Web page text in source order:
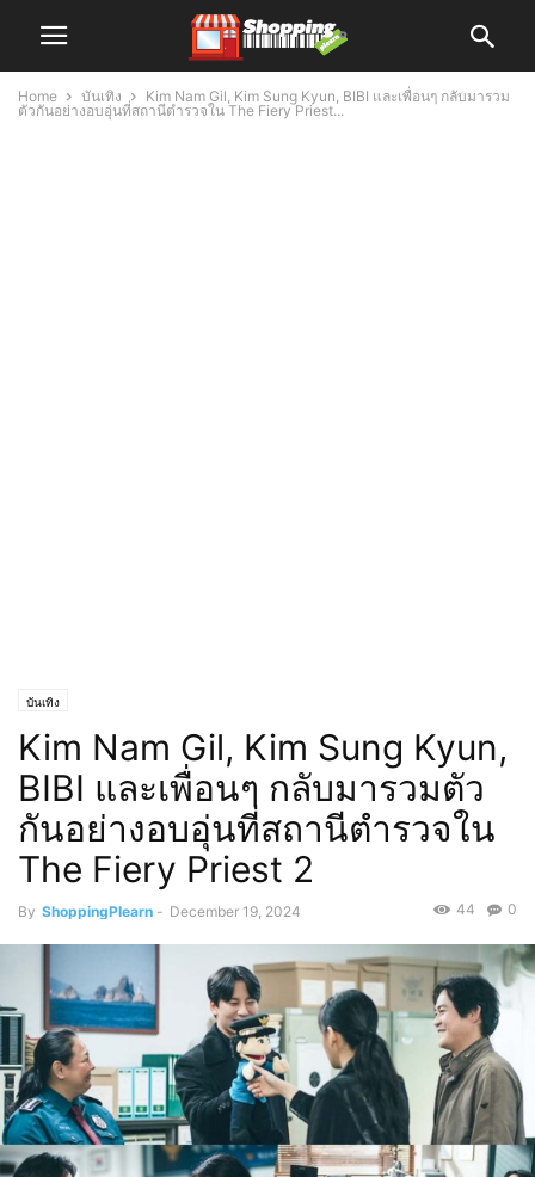
Home บันเทิง
Kim Nam Gil, Kim Sung Kyun, BIBI และเพื่อนๆ กลับมารวม
ตัวกันอย่างอบอุ่นที่สถานีตำรวจใน The Fiery Priest...
บันเทิง
Kim Nam Gil, Kim Sung Kyun,
BIBI และเพื่อนๆ กลับมารวมตัว
กันอย่างอบอุ่นที่สถานีตำรวจใน
The Fiery Priest 2
By ShoppingPlearn - December 19, 2024 0
44